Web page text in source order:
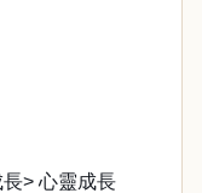
> 心靈成長